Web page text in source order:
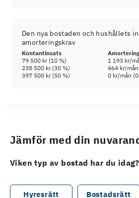
Den nya bostaden och hushållets
amorteringskrav
Kontantinsats
79 500 kr(10 %) 1 193 kr/
238 500 kr(30 %) 464 kr/
397 500 kr(50 %) 0 kr/mån (0
Jämför med din
Viken typ av bostad har du idag?
Hyresrätt Bostadsrätt